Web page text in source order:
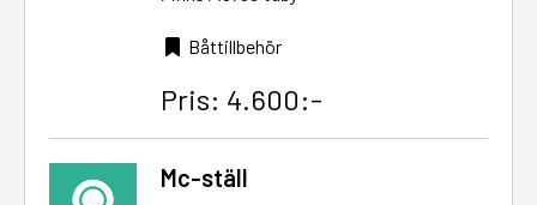
Båttillbehör
Pris: 4.600:-
Mc-ställ